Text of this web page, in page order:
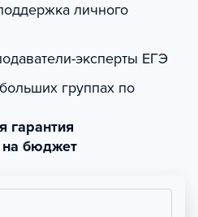
личного
эксперты ЕГЭ
группах по
гарантия
на бюджет